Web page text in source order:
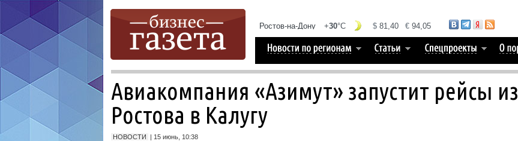
Авиакомпания «Азимут» запустит рейсы из
Ростова в Калугу
НОВОСТИ
| 15 июнь, 10:38